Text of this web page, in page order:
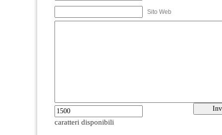
Sito Web
caratteri disponibili